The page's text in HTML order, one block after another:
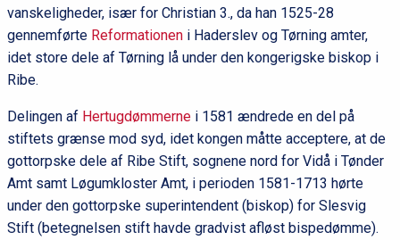
vanskeligheder, især for Christian 3., da han 1525-28
gennemførte Reformationeni Haderslev og Tørning amter,
idet store dele af Tørning lå under den kongerigske biskop i
Ribe.
Delingen af Hertugdømmernei 1581 ændrede en del på
stiftets grænse mod syd, idet kongen måtte acceptere, at de
gottorpske dele af Ribe Stift, sognene nord for Vidå i Tønder
Amt samt Løgumkloster Amt, i perioden 1581-1713 hørte
under den gottorpske superintendent (biskop) for Slesvig
Stift (betegnelsen stift havde gradvist afløst bispedømme).